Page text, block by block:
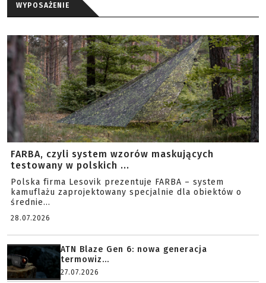
WYPOSAŻENIE
FARBA, czyli system wzorów maskujących
testowany w polskich ...
Polska firma Lesovik prezentuje FARBA – system
kamuflażu zaprojektowany specjalnie dla obiektów o
średnie...
28.07.2026
ATN Blaze Gen 6: nowa generacja
termowiz...
27.07.2026